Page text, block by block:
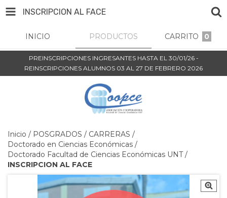
INSCRIPCION AL FACE
INICIO PRODUCTOS CARRITO 0
PREINSCRIPCIONES INGRESANTES HASTA EL 30/01/26 -
REINSCRIPCIONES ALUMNOS 03 AL 27 DE FEBRERO 2026
Inicio / POSGRADOS / CARRERAS /
Doctorado en Ciencias Económicas /
Doctorado Facultad de Ciencias Económicas UNT /
INSCRIPCION AL FACE